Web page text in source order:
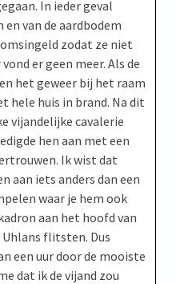
In ieder geval
van de aardbodem
zodat ze niet
er geen meer. Als de
het geweer bij het raam
hele huis in brand. Na dit
vijandelijke cavalerie
hen aan met een
Ik wist dat
aan iets anders dan een
waar je hem ook
aan het hoofd van
flitsten. Dus
een uur door de mooiste
dat ik de vijand zou